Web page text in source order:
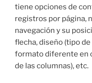
tiene opciones de
registros por página,
navegación y su
flecha, diseño (tipo
formato diferente en
de las columnas), etc.